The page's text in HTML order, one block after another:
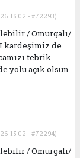
15:02 - #72293)
/ Omurgalı/
kardeşimiz de
tebrik
yolu açık olsun
15:02 - #72294)
/ Omurgalı/